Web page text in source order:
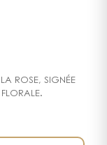
ROSE, SIGNÉE